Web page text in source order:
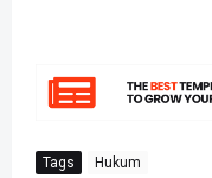
Tags Hukum